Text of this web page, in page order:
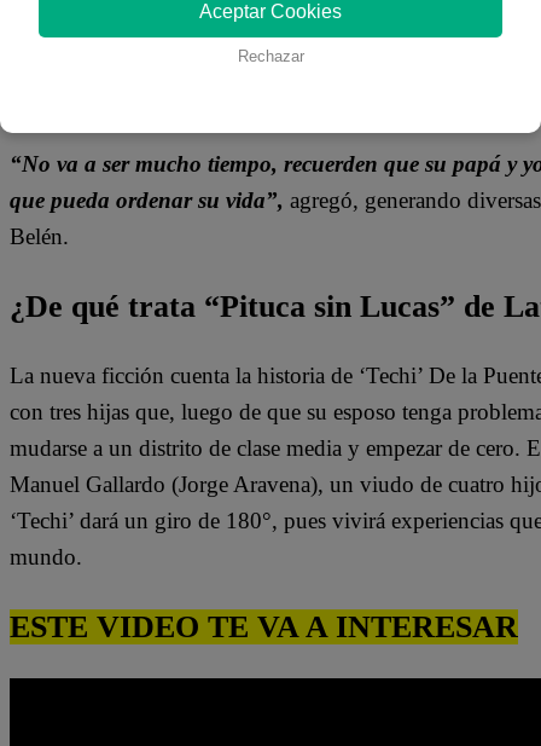
“No va a ser mucho tiempo, recuerden que su papá y
que pueda ordenar su vida”, agregó, generando
Belén.
¿De qué trata “Pituca sin Lucas” de
La nueva ficción cuenta la historia de ‘Techi’ De la
con tres hijas que, luego de que su esposo tenga
mudarse a un distrito de clase media y empezar de cero.
Manuel Gallardo (Jorge Aravena), un viudo de cuatro
‘Techi’ dará un giro de 180°, pues vivirá experiencias
mundo.
ESTE VIDEO TE VA A INTERESAR
Aceptar Cookies
Rechazar